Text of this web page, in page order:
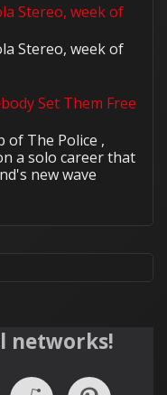
Stereo, week of
Stereo, week of
Set Them Free
of The Police ,
a solo career that
new wave
networks!